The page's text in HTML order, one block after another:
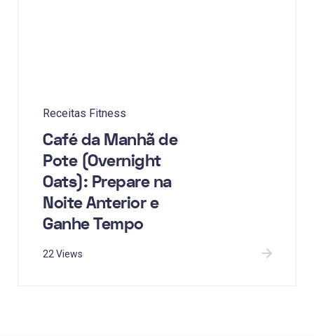
Receitas Fitness
Café da Manhã de
Pote (Overnight
Oats): Prepare na
Noite Anterior e
Ganhe Tempo
22 Views